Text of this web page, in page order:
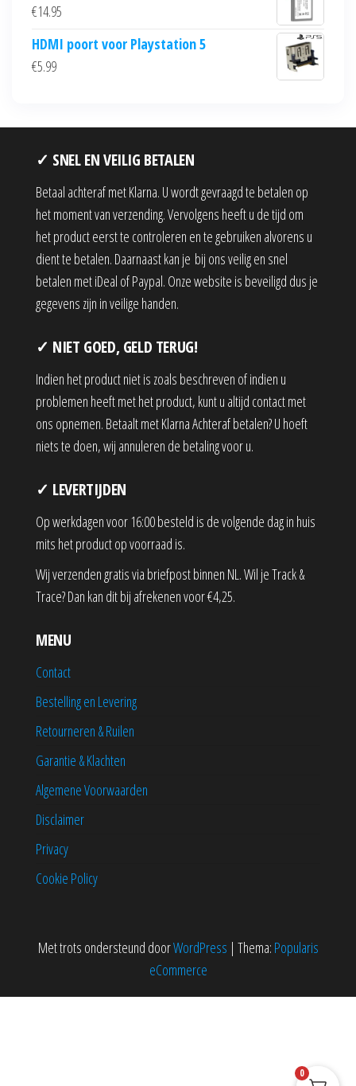
€14.95
HDMI poort voor Playstation 5
€5.99
✓ SNEL EN VEILIG BETALEN
Betaal achteraf met Klarna. U wordt gevraagd te betalen op
het moment van verzending. Vervolgens heeft u de tijd om
het product eerst te controleren en te gebruiken alvorens u
dient te betalen. Daarnaast kan je bij ons veilig en snel
betalen met iDeal of Paypal. Onze website is beveiligd dus je
gegevens zijn in veilige handen.
✓ NIET GOED, GELD TERUG!
Indien het product niet is zoals beschreven of indien u
problemen heeft met het product, kunt u altijd contact met
ons opnemen. Betaalt met Klarna Achteraf betalen? U hoeft
niets te doen, wij annuleren de betaling voor u.
✓ LEVERTIJDEN
Op werkdagen voor 16:00 besteld is de volgende dag in huis
mits het product op voorraad is.
Wij verzenden gratis via briefpost binnen NL. Wil je Track &
Trace? Dan kan dit bij afrekenen voor €4,25.
MENU
Contact
Bestelling en Levering
Retourneren & Ruilen
Garantie & Klachten
Algemene Voorwaarden
Disclaimer
Privacy
Cookie Policy
Met trots ondersteund doorWordPress | Thema: Popularis
eCommerce
0